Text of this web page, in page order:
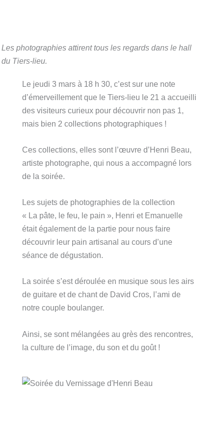
Les photographies attirent tous les regards dans le hall
du Tiers-lieu.
Le jeudi 3 mars à 18 h 30, c’est sur une note
d’émerveillement que le Tiers-lieu le 21 a accueilli
des visiteurs curieux pour découvrir non pas 1,
mais bien 2 collections photographiques !
Ces collections, elles sont l’œuvre d’Henri Beau,
artiste photographe, qui nous a accompagné lors
de la soirée.
Les sujets de photographies de la collection
« La pâte, le feu, le pain », Henri et Emanuelle
était également de la partie pour nous faire
découvrir leur pain artisanal au cours d’une
séance de dégustation.
La soirée s’est déroulée en musique sous les airs
de guitare et de chant de David Cros, l’ami de
notre couple boulanger.
Ainsi, se sont mélangées au grès des rencontres,
la culture de l’image, du son et du goût !